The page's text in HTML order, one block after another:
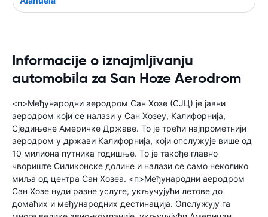
Informacije o iznajmljivanju
automobila za San Hoze Aerodrom
<п>Међународни аеродром Сан Хозе (СЈЦ) је јавни
аеродром који се налази у Сан Хозеу, Калифорнија,
Сједињене Америчке Државе. То је трећи најпрометнији
аеродром у држави Калифорнија, који опслужује више од
10 милиона путника годишње. То је такође главно
чвориште Силиконске долине и налази се само неколико
миља од центра Сан Хозеа. <п>Међународни аеродром
Сан Хозе нуди разне услуге, укључујући летове до
домаћих и међународних дестинација. Опслужују га